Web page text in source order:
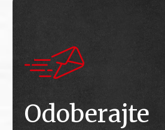
Odoberajte